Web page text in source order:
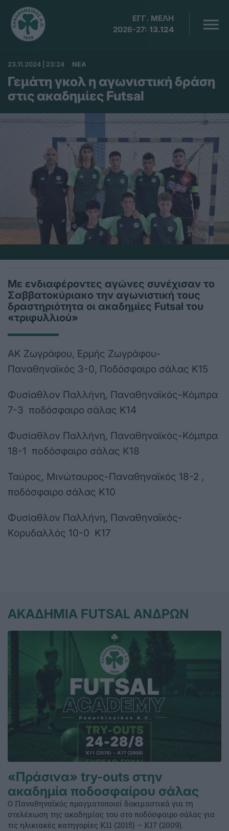
ΕΓΓ. ΜΕΛΗ
2026-27: 13.124
23.11.2024 | 23:24 ΝΕΑ
Γεμάτη γκολ η αγωνιστική δράση
στις ακαδημίες Futsal
Με ενδιαφέροντες αγώνες συνέχισαν το
Σαββατοκύριακο την αγωνιστική τους
δραστηριότητα οι ακαδημίες Futsal του
«τριφυλλιού»
ΑΚ Ζωγράφου, Ερμής Ζωγράφου-
Παναθηναϊκός 3-0, Ποδόσφαιρο σάλας Κ15
Φυσίαθλον Παλλήνη, Παναθηναϊκός-Κόμπρα
7-3 ποδόσφαιρο σάλας Κ14
Φυσίαθλον Παλλήνη, Παναθηναϊκός-Κόμπρα
18-1 ποδόσφαιρο σάλας Κ18
Ταύρος, Μινώταυρος-Παναθηναϊκός 18-2 ,
ποδόσφαιρο σάλας Κ10
Φυσίαθλον Παλλήνη, Παναθηναϊκός-
Κορυδαλλός 10-0 Κ17
ΑΚΑΔΗΜΙΑ FUTSAL ΑΝΔΡΩΝ
«Πράσινα» try-outs στην
ακαδημία ποδοσφαίρου σάλας
Ο Παναθηναϊκός πραγματοποιεί δοκιμαστικά για τη
στελέχωση της ακαδημίας του στο ποδόσφαιρο σάλας για
τις ηλικιακές κατηγορίες Κ11 (2015) – Κ17 (2009).